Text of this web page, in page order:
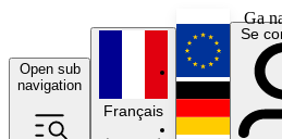
Ga
Open sub
navigation
Français
English
Deutsch
Se